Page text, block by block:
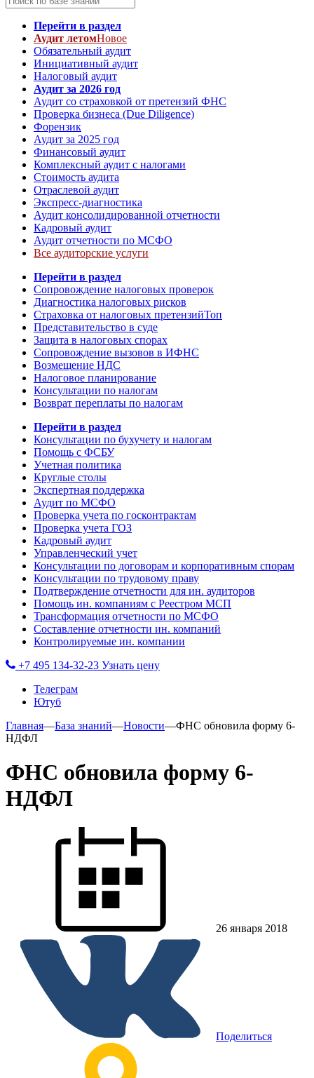
Перейти в раздел
Аудит летомНовое
Обязательный аудит
Инициативный аудит
Налоговый аудит
Аудит за 2026 год
Аудит со страховкой от претензий ФНС
Проверка бизнеса (Due Diligence)
Форензик
Аудит за 2025 год
Финансовый аудит
Комплексный аудит с налогами
Стоимость аудита
Отраслевой аудит
Экспресс-диагностика
Аудит консолидированной отчетности
Кадровый аудит
Аудит отчетности по МСФО
Все аудиторские услуги
Перейти в раздел
Сопровождение налоговых проверок
Диагностика налоговых рисков
Страховка от налоговых претензийТоп
Представительство в суде
Защита в налоговых спорах
Сопровождение вызовов в ИФНС
Возмещение НДС
Налоговое планирование
Консультации по налогам
Возврат переплаты по налогам
Перейти в раздел
Консультации по бухучету и налогам
Помощь с ФСБУ
Учетная политика
Круглые столы
Экспертная поддержка
Аудит по МСФО
Проверка учета по госконтрактам
Проверка учета ГОЗ
Кадровый аудит
Управленческий учет
Консультации по договорам и корпоративным спорам
Консультации по трудовому праву
Подтверждение отчетности для ин. аудиторов
Помощь ин. компаниям с Реестром МСП
Трансформация отчетности по МСФО
Составление отчетности ин. компаний
Контролируемые ин. компании
+7 495 134-32-23 Узнать цену
Телеграм
Ютуб
Главная—База знаний—Новости—ФНС обновила форму 6-
НДФЛ
ФНС обновила форму 6-
НДФЛ
26 января 2018
Поделиться